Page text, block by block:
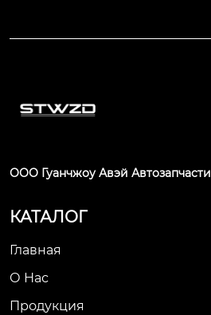
ООО Гуанчжоу Авэй Автозапчасти
КАТАЛОГ
Главная
О Нас
Продукция